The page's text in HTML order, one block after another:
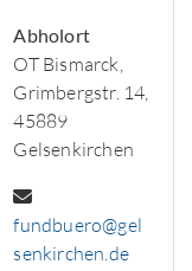
Abholort
OT Bismarck,
Grimbergstr. 14,
45889
Gelsenkirchen
fundbuero@gel
senkirchen.de